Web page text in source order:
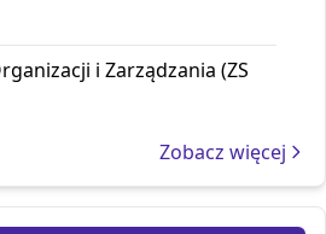
i Zarządzania (ZS
Zobacz więcej